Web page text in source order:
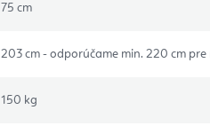
75 cm
203 cm - odporúčame min. 220 cm pre
150 kg